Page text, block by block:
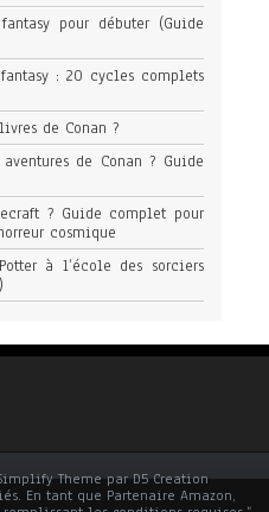
pour débuter (Guide
: 20 cycles complets
de Conan ?
de Conan ? Guide
? Guide complet pour
cosmique
à l’école des sorciers
Theme par D5 Creation
En tant que Partenaire Amazon,